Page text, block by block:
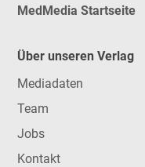
MedMedia Startseite
Über unseren Verlag
Mediadaten
Team
Jobs
Kontakt